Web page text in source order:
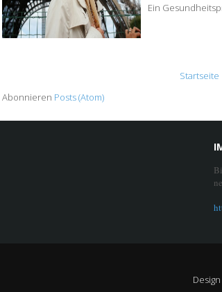
Ein
Startseite
Abonnieren Posts (Atom)